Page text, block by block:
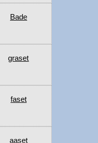
Bade
graset
faset
aaset